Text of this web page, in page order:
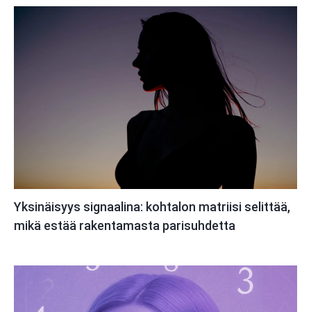
Yksinäisyys signaalina: kohtalon matriisi selittää,
mikä estää rakentamasta parisuhdetta